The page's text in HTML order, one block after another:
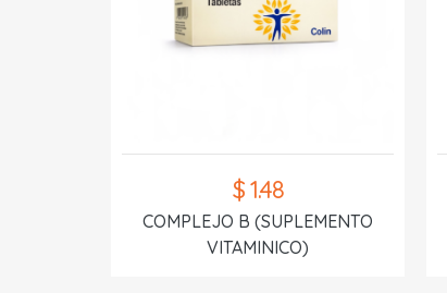
$ 1.48
COMPLEJO B (SUPLEMENTO
VITAMINICO)